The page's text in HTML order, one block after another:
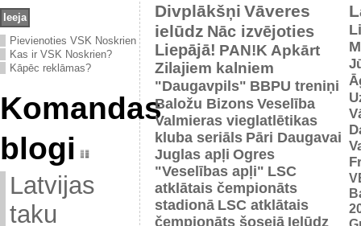
Pievienoties VSK Noskrien
Kas ir VSK Noskrien?
Kāpēc reklāmas?
Komandas
blogi
Latvijas
taku
Divplākšņi Vāveres
ielūdz Nāc izvējoties
Liepājā! PAN!K Apkārt
Zilajiem kalniem
"Daugavpils" BBPU treniņi
Baložu BizonsVeselība
Valmieras vieglatlētikas
kluba seriāls Pāri Daugavai
Juglas apļi Ogres
"Veselības apļi" LSC
atklātais čempionāts
stadionā LSC atklātais
čempionāts šosejā Ielūdz